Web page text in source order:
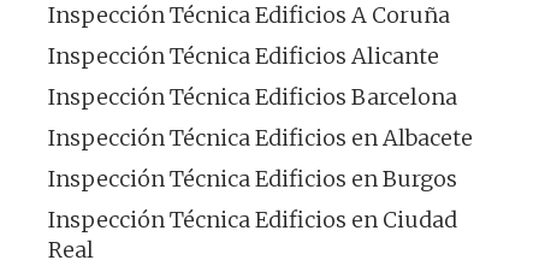
Inspección Técnica Edificios A Coruña
Inspección Técnica Edificios Alicante
Inspección Técnica Edificios Barcelona
Inspección Técnica Edificios en Albacete
Inspección Técnica Edificios en Burgos
Inspección Técnica Edificios en Ciudad
Real